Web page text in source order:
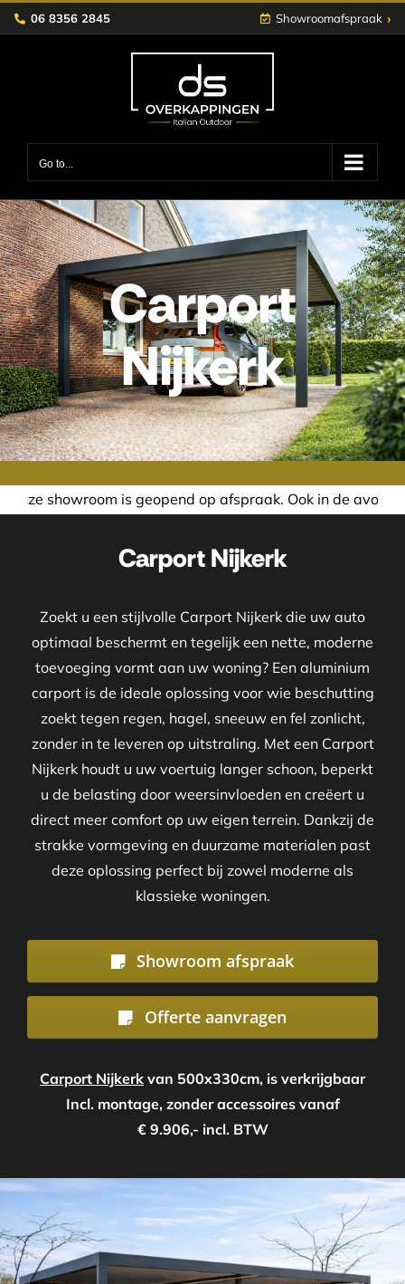
Skip
to
06 8356 2845 Showroomafspraak ›
Go to...
Carport
Nijkerk
is geopend op afspraak. Ook in de avond of in het
Carport Nijkerk
Zoekt u een stijlvolle Carport Nijkerk die uw auto
optimaal beschermt en tegelijk een nette, moderne
toevoeging vormt aan uw woning? Een aluminium
carport is de ideale oplossing voor wie beschutting
zoekt tegen regen, hagel, sneeuw en fel zonlicht,
zonder in te leveren op uitstraling. Met een Carport
Nijkerk houdt u uw voertuig langer schoon, beperkt
u de belasting door weersinvloeden en creëert u
direct meer comfort op uw eigen terrein. Dankzij de
strakke vormgeving en duurzame materialen past
deze oplossing perfect bij zowel moderne als
klassieke woningen.
Showroom afspraak
Offerte aanvragen
Carport Nijkerk van 500x330cm, is verkrijgbaar
Incl. montage, zonder accessoires vanaf
€ 9.906,- incl. BTW